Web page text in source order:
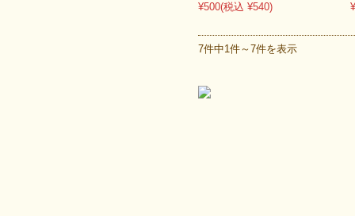
¥500(税込 ¥540)
7件中1件～7件を表示